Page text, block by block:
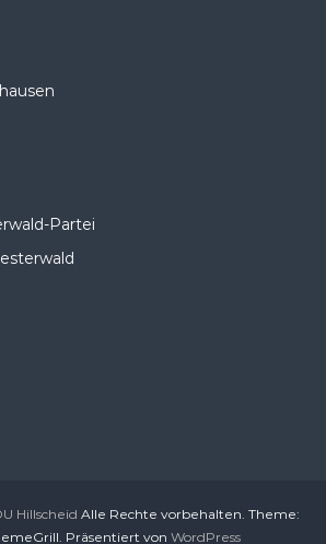
Partei
Hillscheid Alle Rechte vorbehalten. Theme:
Präsentiert von WordPress